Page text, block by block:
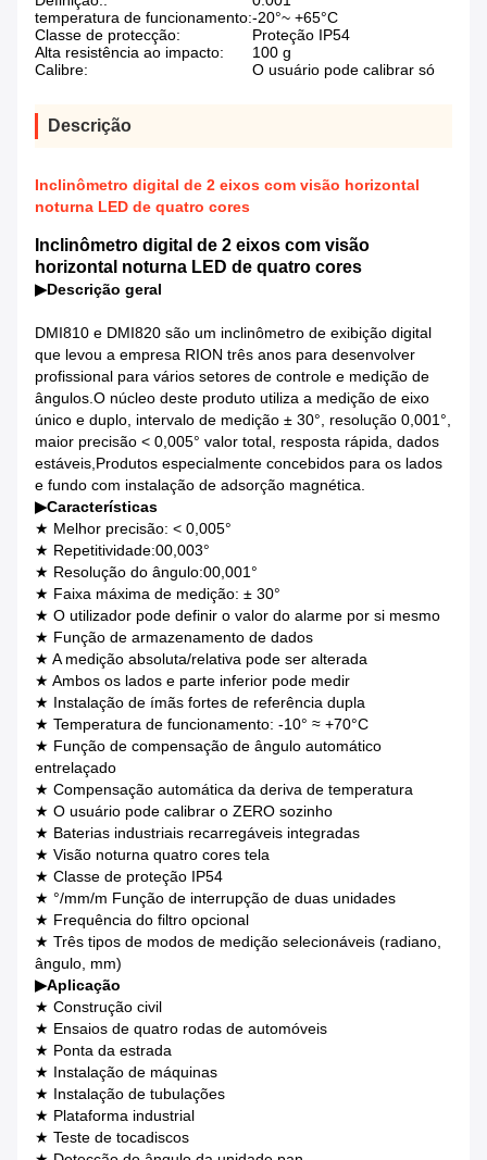
temperatura de funcionamento:-20°~ +65°C
Classe de protecção:
Proteção IP54
Alta resistência ao impacto:
100 g
Calibre:
O usuário pode calibrar só
Descrição
Inclinômetro digital de 2 eixos com visão horizontal
noturna LED de quatro cores
Inclinômetro digital de 2 eixos com visão
horizontal noturna LED de quatro cores
▶Descrição geral
DMI810 e DMI820 são um inclinômetro de exibição digital
que levou a empresa RION três anos para desenvolver
profissional para vários setores de controle e medição de
ângulos.O núcleo deste produto utiliza a medição de eixo
único e duplo, intervalo de medição ± 30°, resolução 0,001°,
maior precisão < 0,005° valor total, resposta rápida, dados
estáveis,Produtos especialmente concebidos para os lados
e fundo com instalação de adsorção magnética.
▶Características
★ Melhor precisão: < 0,005°
★ Repetitividade:00,003°
★ Resolução do ângulo:00,001°
★ Faixa máxima de medição: ± 30°
★ O utilizador pode definir o valor do alarme por si mesmo
★ Função de armazenamento de dados
★ A medição absoluta/relativa pode ser alterada
★ Ambos os lados e parte inferior pode medir
★ Instalação de ímãs fortes de referência dupla
★ Temperatura de funcionamento: -10° ≈ +70°C
★ Função de compensação de ângulo automático
entrelaçado
★ Compensação automática da deriva de temperatura
★ O usuário pode calibrar o ZERO sozinho
★ Baterias industriais recarregáveis integradas
★ Visão noturna quatro cores tela
★ Classe de proteção IP54
★ °/mm/m Função de interrupção de duas unidades
★ Frequência do filtro opcional
★ Três tipos de modos de medição selecionáveis (radiano,
ângulo, mm)
▶Aplicação
★ Construção civil
★ Ensaios de quatro rodas de automóveis
★ Ponta da estrada
★ Instalação de máquinas
★ Instalação de tubulações
★ Plataforma industrial
★ Teste de tocadiscos